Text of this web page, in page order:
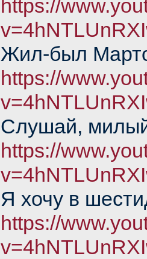
https://
Жил-был
https://
Слушай,
https://
Я хочу в
https://